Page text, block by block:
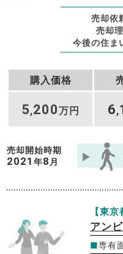
売却依
売却
今後の住ま
購入価格
5,200万円 6,
売却開始時期
2021年8 月
【東
アン
■専有